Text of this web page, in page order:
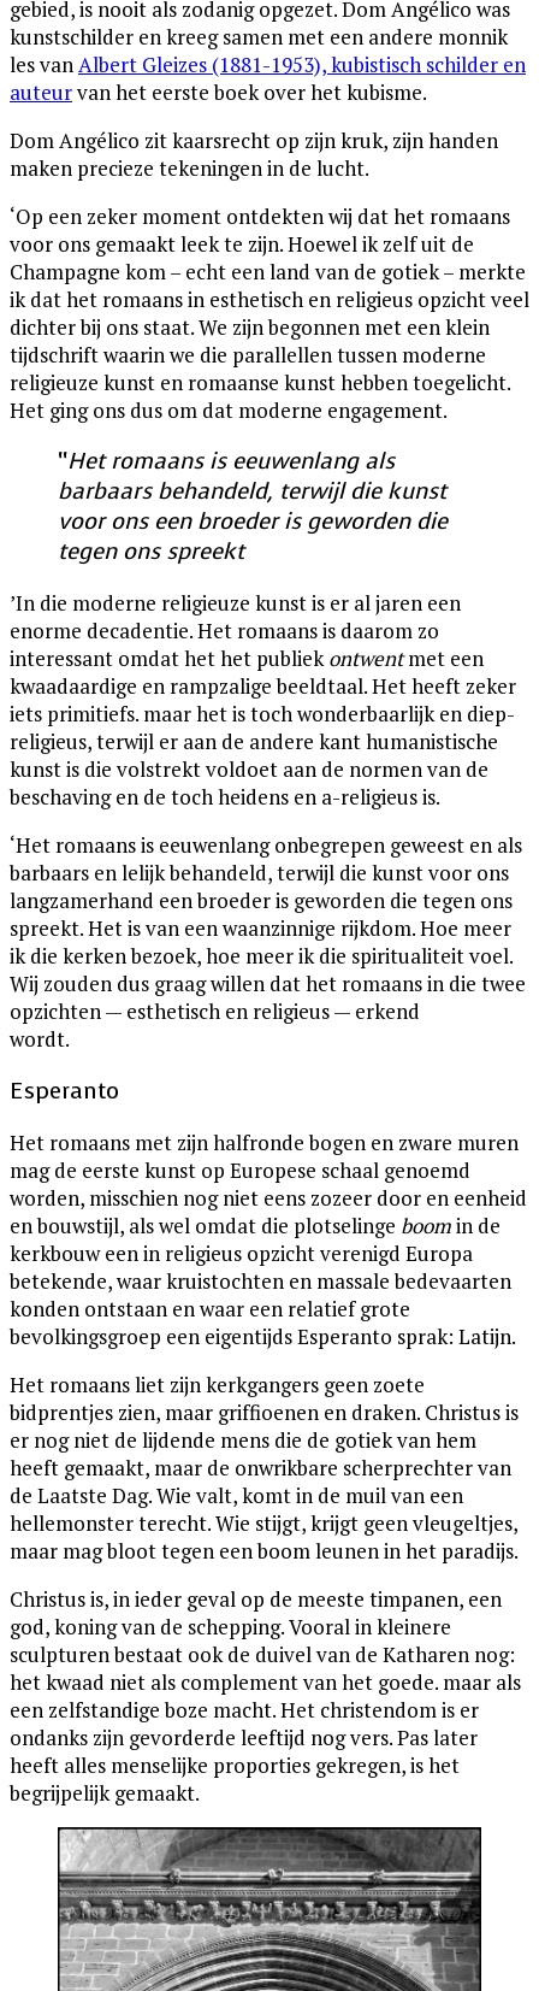
gebied, is nooit als zodanig opgezet. Dom Angélico was
kunstschilder en kreeg samen met een andere monnik
les vanAlbert Gleizes (1881-1953), kubistisch schilder en
auteurvan het eerste boek over het kubisme.
Dom Angélico zit kaarsrecht op zijn kruk, zijn handen
maken precieze tekeningen in de lucht.
‘Op een zeker moment ontdekten wij dat het romaans
voor ons gemaakt leek te zijn. Hoewel ik zelf uit de
Champagne kom – echt een land van de gotiek – merkte
ik dat het romaans in esthetisch en religieus opzicht veel
dichter bij ons staat. We zijn begonnen met een klein
tijdschrift waarin we die parallellen tussen moderne
religieuze kunst en romaanse kunst hebben toegelicht.
Het ging ons dus om dat moderne engagement.
“Het romaans is eeuwenlang als
barbaars behandeld, terwijl die kunst
voor ons een broeder is geworden die
tegen ons spreekt
’In die moderne religieuze kunst is er al jaren een
enorme decadentie. Het romaans is daarom zo
interessant omdat het het publiekontwentmet een
kwaadaardige en rampzalige beeldtaal. Het heeft zeker
iets primitiefs. maar het is toch wonderbaarlijk en diep-
religieus, terwijl er aan de andere kant humanistische
kunst is die volstrekt voldoet aan de normen van de
beschaving en de toch heidens en a-religieus is.
‘Het romaans is eeuwenlang onbegrepen geweest en als
barbaars en lelijk behandeld, terwijl die kunst voor ons
langzamerhand een broeder is geworden die tegen ons
spreekt. Het is van een waanzinnige rijkdom. Hoe meer
ik die kerken bezoek, hoe meer ik die spiritualiteit voel.
Wij zouden dus graag willen dat het romaans in die twee
opzichten — esthetisch en religieus — erkend
wordt.
Esperanto
Het romaans met zijn halfronde bogen en zware muren
mag de eerste kunst op Europese schaal genoemd
worden, misschien nog niet eens zozeer door en eenheid
en bouwstijl, als wel omdat die plotselinge boomin de
kerkbouw een in religieus opzicht verenigd Europa
betekende, waar kruistochten en massale bedevaarten
konden ontstaan en waar een relatief grote
bevolkingsgroep een eigentijds Esperanto sprak: Latijn.
Het romaans liet zijn kerkgangers geen zoete
bidprentjes zien, maar griffioenen en draken. Christus is
er nog niet de lijdende mens die de gotiek van hem
heeft gemaakt, maar de onwrikbare scherprechter van
de Laatste Dag. Wie valt, komt in de muil van een
hellemonster terecht. Wie stijgt, krijgt geen vleugeltjes,
maar mag bloot tegen een boom leunen in het paradijs.
Christus is, in ieder geval op de meeste timpanen, een
god, koning van de schepping. Vooral in kleinere
sculpturen bestaat ook de duivel van de Katharen nog:
het kwaad niet als complement van het goede. maar als
een zelfstandige boze macht. Het christendom is er
ondanks zijn gevorderde leeftijd nog vers. Pas later
heeft alles menselijke proporties gekregen, is het
begrijpelijk gemaakt.